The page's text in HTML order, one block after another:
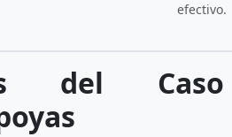
efectivo.
del